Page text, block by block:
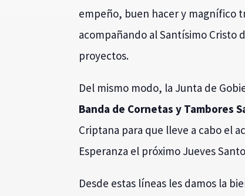
empeño, buen hacer y magnífico
acompañando al Santísimo Cristo
proyectos.
Del mismo modo, la Junta de
Banda de Cornetas y Tambores
Criptana para que lleve a cabo el
Esperanza el próximo Jueves
Desde estas líneas les damos la